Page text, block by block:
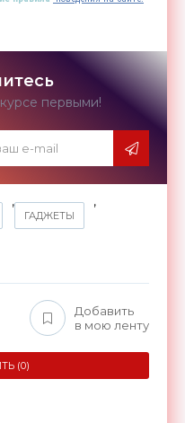
первыми!
,
ГАДЖЕТЫ
,
Добавить
в мою ленту
(0)